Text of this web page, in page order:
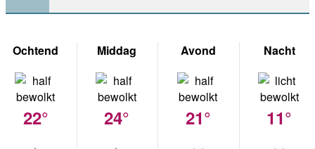
Ochtend
22°
Middag
24°
Avond
21°
Nacht
11°